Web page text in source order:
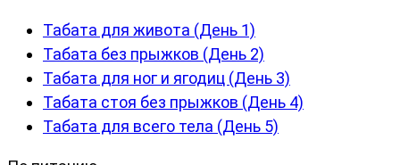
Табата для живота (День 1)
Табата без прыжков (День 2)
Табата для ног и ягодиц (День 3)
Табата стоя без прыжков (День 4)
Табата для всего тела (День 5)